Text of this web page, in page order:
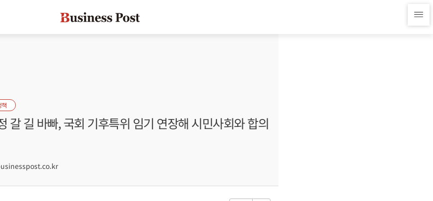
책
갈 길 바빠, 국회 기후특위 임기 연장해 시민사회와 합의